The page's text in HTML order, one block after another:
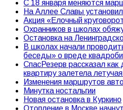
С 18 января меняются
На Аллее Славы
Акция «Елочный
Охранников в школах
Остановка на
В школах начали
беседы» о вреде
СпасРезерв рассказал как
квартиру залетела
Изменения маршрутов
Минутка ностальгии
Новая остановка в Куркино
Отопление в Москве